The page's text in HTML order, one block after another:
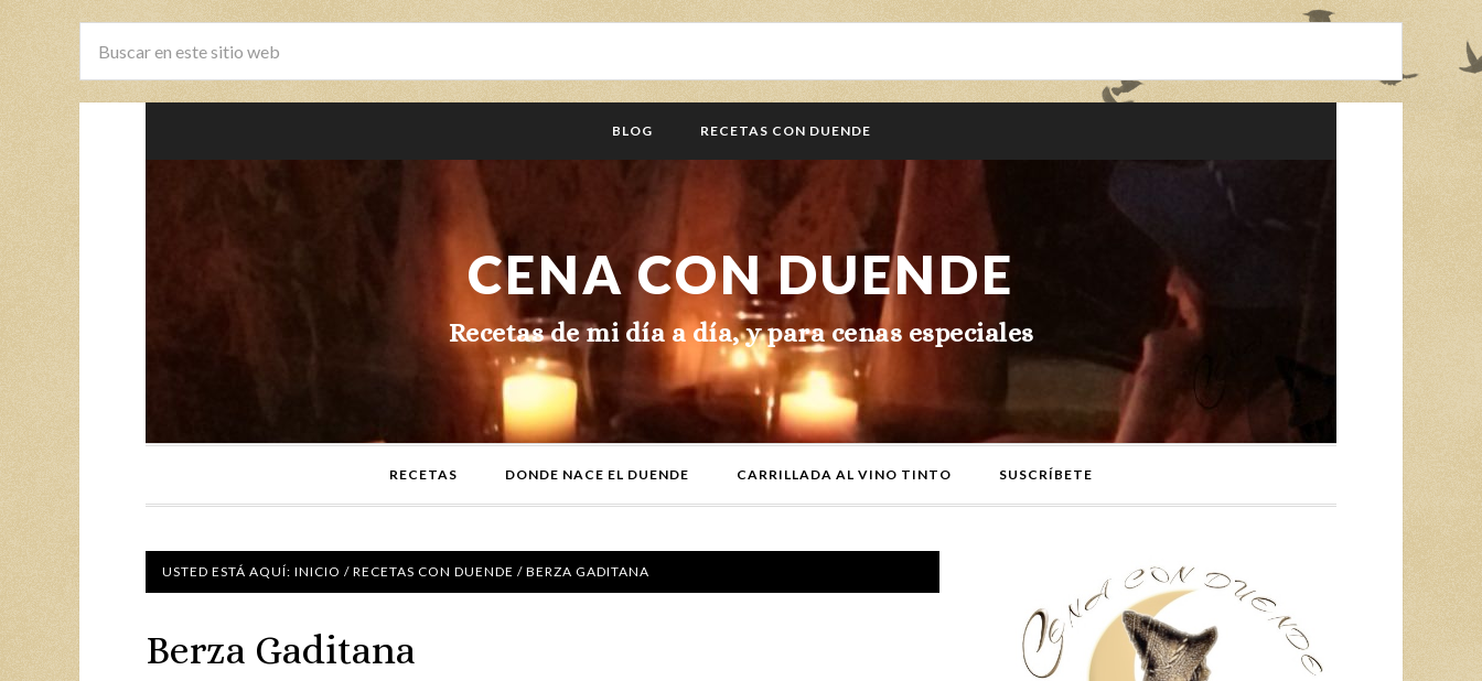
BLOG RECETAS CON DUENDE
CENA CON DUENDE
Recetas de mi día a día, y para cenas especiales
RECETAS DONDE NACE EL DUENDE CARRILLADA AL VINO TINTO SUSCRÍBETE
USTED ESTÁ AQUÍ: INICIO / RECETAS CON DUENDE / BERZA GADITANA
Berza Gaditana